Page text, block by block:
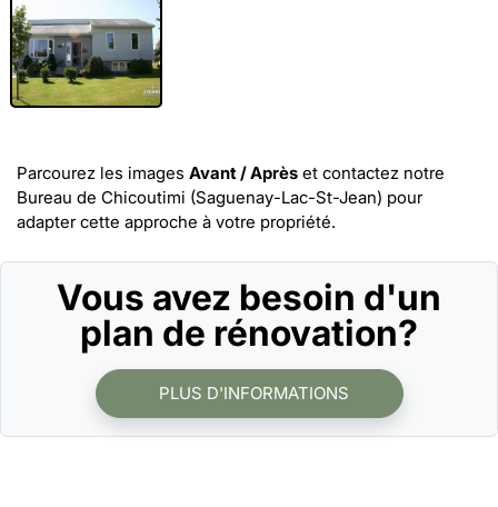
Parcourez les images Avant / Après et contactez notre
Bureau de Chicoutimi (Saguenay-Lac-St-Jean) pour
adapter cette approche à votre propriété.
Vous avez besoin d'un
plan de rénovation?
PLUS D'INFORMATIONS